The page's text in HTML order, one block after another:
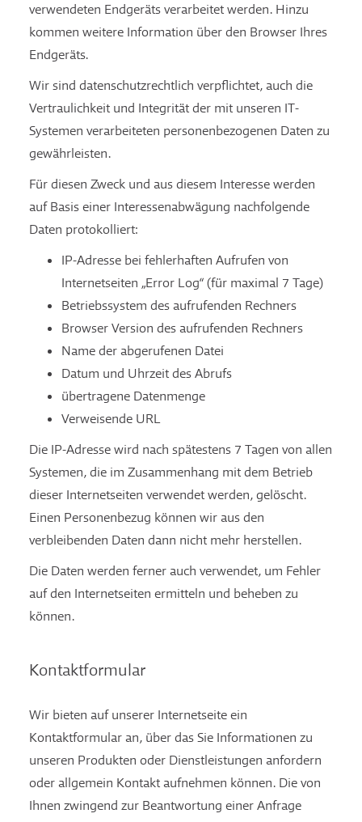
verwendeten Endgeräts verarbeitet werden. Hinzu
kommen weitere Information über den Browser Ihres
Endgeräts.
Wir sind datenschutzrechtlich verpflichtet, auch die
Vertraulichkeit und Integrität der mit unseren IT-
Systemen verarbeiteten personenbezogenen Daten zu
gewährleisten.
Für diesen Zweck und aus diesem Interesse werden
auf Basis einer Interessenabwägung nachfolgende
Daten protokolliert:
IP-Adresse bei fehlerhaften Aufrufen von
Internetseiten „Error Log“ (für maximal 7 Tage)
Betriebssystem des aufrufenden Rechners
Browser Version des aufrufenden Rechners
Name der abgerufenen Datei
Datum und Uhrzeit des Abrufs
übertragene Datenmenge
Verweisende URL
Die IP-Adresse wird nach spätestens 7 Tagen von allen
Systemen, die im Zusammenhang mit dem Betrieb
dieser Internetseiten verwendet werden, gelöscht.
Einen Personenbezug können wir aus den
verbleibenden Daten dann nicht mehr herstellen.
Die Daten werden ferner auch verwendet, um Fehler
auf den Internetseiten ermitteln und beheben zu
können.
Kontaktformular
Wir bieten auf unserer Internetseite ein
Kontaktformular an, über das Sie Informationen zu
unseren Produkten oder Dienstleistungen anfordern
oder allgemein Kontakt aufnehmen können. Die von
Ihnen zwingend zur Beantwortung einer Anfrage